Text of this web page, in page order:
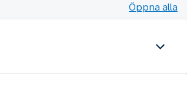
Öppna alla